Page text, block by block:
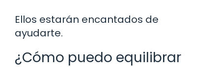
Ellos estarán encantados de
ayudarte.
¿Cómo puedo equilibrar